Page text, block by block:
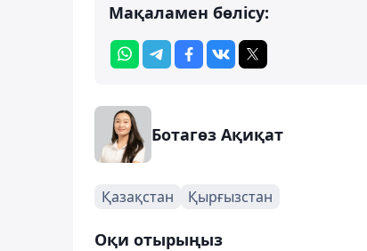
Мақаламен бөлісу:
Ботагөз Ақиқат
Қазақстан Қырғызстан
Оқи отырыңыз